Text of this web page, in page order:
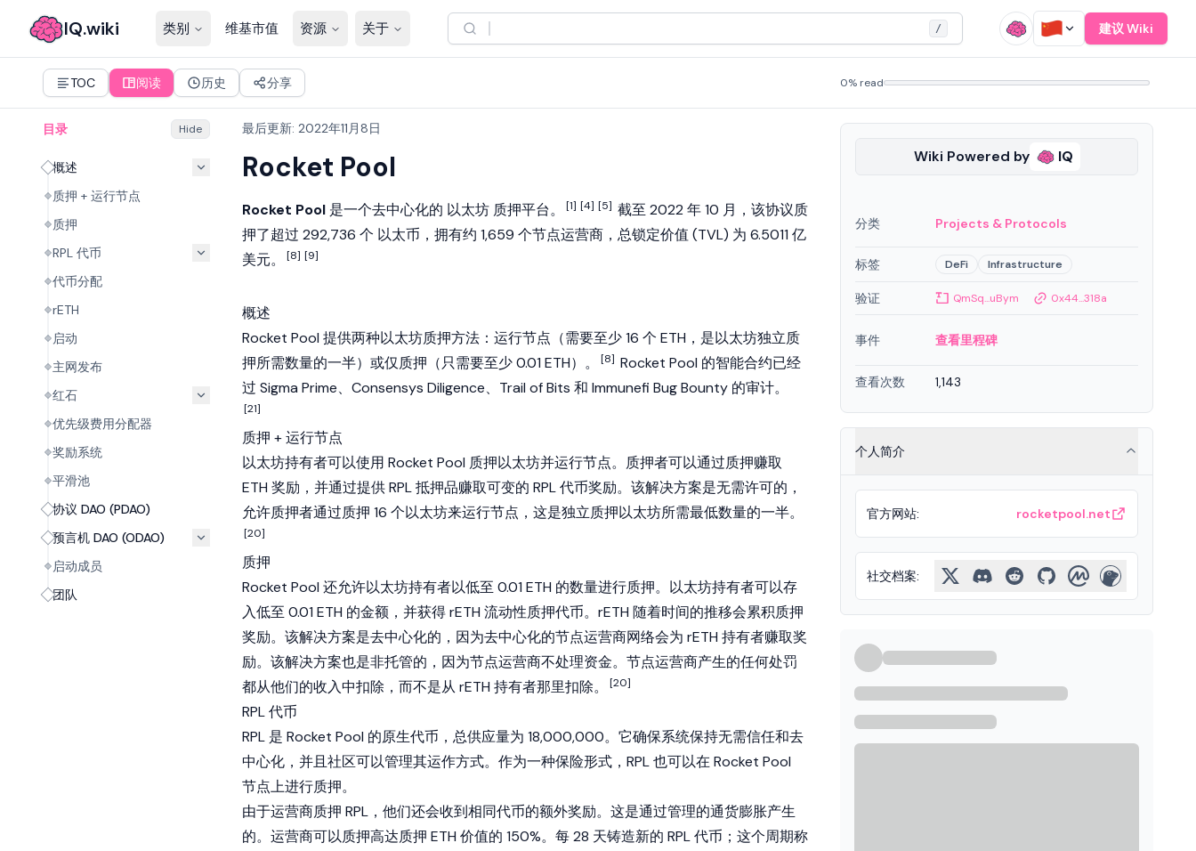
IQ.wiki 类别 维基市值 资源 关于 / 建议 Wiki
TOC 阅读 历史 分享 0% read
目录 Hide
概述
质押 + 运行节点
质押
RPL 代币
代币分配
rETH
启动
主网发布
红石
优先级费用分配器
奖励系统
平滑池
协议 DAO (PDAO)
预言机 DAO (ODAO)
启动成员
团队
最后更新: 2022年11月8日
Rocket Pool
Rocket Pool 是一个去中心化的 以太坊 质押平台。 [1] [4] [5] 截至 2022 年 10 月，该协议质
押了超过 292,736 个 以太币 ，拥有约 1,659 个节点运营商， 总锁定价值 (TVL) 为 6.5011 亿
美元。
[8] [9]
概述
Rocket Pool 提供两种以太坊质押方法：运行节点（需要至少 16 个 ETH，是以太坊独立质
押所需数量的一半）或仅质押（只需要至少 0.01 ETH）。
[8] Rocket Pool 的智能合约已经
过 Sigma Prime、Consensys Diligence、Trail of Bits 和 Immunefi Bug Bounty 的审计。
[21]
质押 + 运行节点
以太坊持有者可以使用 Rocket Pool 质押以太坊并运行节点。质押者可以通过质押赚取
ETH 奖励，并通过提供 RPL 抵押品赚取可变的 RPL 代币奖励。该解决方案是无需许可的，
允许质押者通过质押 16 个以太坊来运行节点，这是独立质押以太坊所需最低数量的一半。
[20]
质押
Rocket Pool 还允许以太坊持有者以低至 0.01 ETH 的数量进行质押。以太坊持有者可以存
入低至 0.01 ETH 的金额，并获得 rETH 流动性质押代币。rETH 随着时间的推移会累积质押
奖励。该解决方案是去中心化的，因为去中心化的节点运营商网络会为 rETH 持有者赚取奖
励。该解决方案也是非托管的，因为节点运营商不处理资金。节点运营商产生的任何处罚
都从他们的收入中扣除，而不是从 rETH 持有者那里扣除。
[20]
RPL 代币
RPL 是 Rocket Pool 的原生代币，总供应量为 18,000,000。它确保系统保持无需信任和去
中心化，并且社区可以管理其运作方式。作为一种保险形式，RPL 也可以在 Rocket Pool
节点上进行质押。
由于运营商质押 RPL，他们还会收到相同代币的额外奖励。这是通过管理的通货膨胀产生
的。运营商可以质押高达质押 ETH 价值的 150%。每 28 天铸造新的 RPL 代币；这个周期称
Wiki Powered by IQ
分类 Projects & Protocols
标签 DeFi Infrastructure
验证 QmSq...uBym 0x44...318a
事件 查看里程碑
查看次数 1,143
个人简介
官方网站: rocketpool.net
社交档案: